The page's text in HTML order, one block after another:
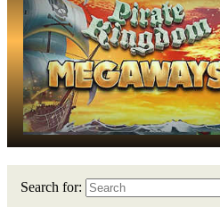
Search for: